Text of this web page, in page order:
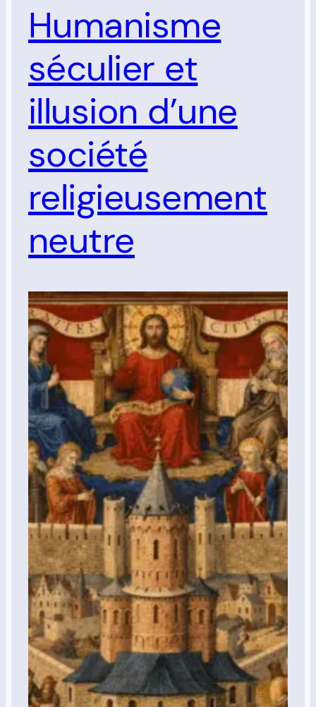
Humanisme
séculier et
illusion d’une
société
religieusement
neutre